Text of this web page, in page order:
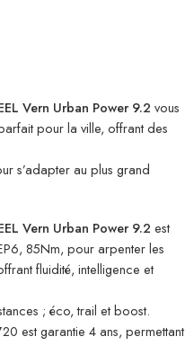
Vern Urban Power 9.2 vous
pour la ville, offrant des
s’adapter au plus grand
Vern Urban Power 9.2 est
85Nm, pour arpenter les
fluidité, intelligence et
; éco, trail et boost.
est garantie 4 ans, permettant